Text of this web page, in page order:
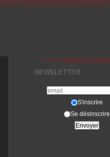
NEWSLETTER
S'inscrire
Se désinscrire